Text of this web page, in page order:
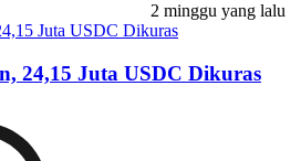
2 minggu yang lalu
24,15 Juta USDC Dikuras